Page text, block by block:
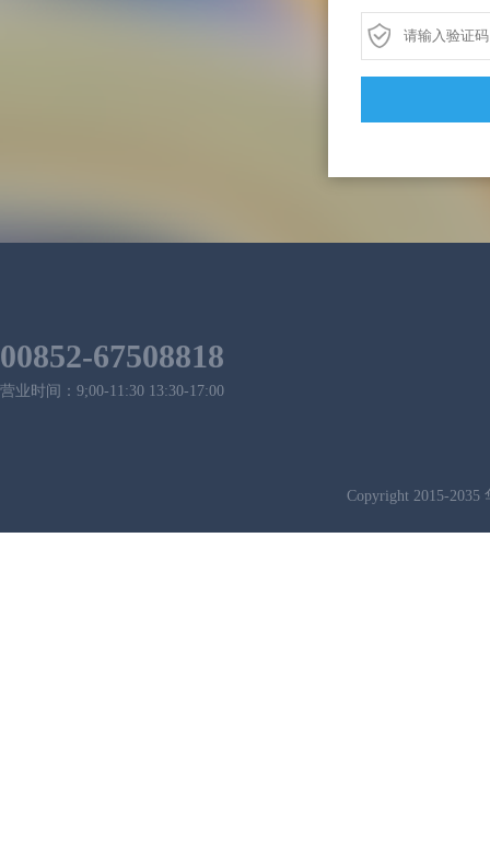
00852-67508818
营业时间：9;00-11:30 13:30-17:00
Copyright 2015-